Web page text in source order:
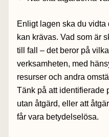
Enligt lagen ska du
kan krävas. Vad som är
till fall – det beror på
verksamheten, med
resurser och andra
Tänk på att identifierade
utan åtgärd, eller att
får vara betydelselösa.